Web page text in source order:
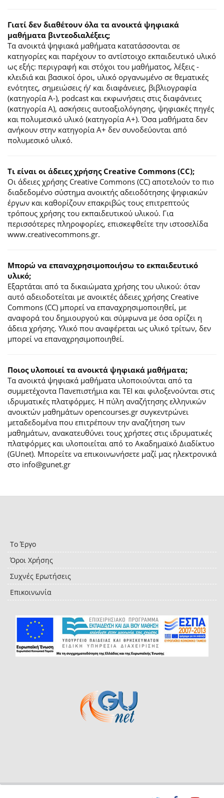
Γιατί δεν διαθέτουν όλα τα ανοικτά ψηφιακά
μαθήματα βιντεοδιαλέξεις;
Τα ανοικτά ψηφιακά μαθήματα κατατάσσονται σε
κατηγορίες και παρέχουν το αντίστοιχο εκπαιδευτικό υλικό
ως εξής: περιγραφή και στόχοι του μαθήματος, λέξεις -
κλειδιά και βασικοί όροι, υλικό οργανωμένο σε θεματικές
ενότητες, σημειώσεις ή/ και διαφάνειες, βιβλιογραφία
(κατηγορία Α-), podcast και εκφωνήσεις στις διαφάνειες
(κατηγορία Α), ασκήσεις αυτοαξιολόγησης, ψηφιακές πηγές
και πολυμεσικό υλικό (κατηγορία Α+). Όσα μαθήματα δεν
ανήκουν στην κατηγορία Α+ δεν συνοδεύονται από
πολυμεσικό υλικό.
Τι είναι οι άδειες χρήσης Creative Commons (CC);
Οι άδειες χρήσης Creative Commons (CC) αποτελούν το πιο
διαδεδομένο σύστημα ανοικτής αδειοδότησης ψηφιακών
έργων και καθορίζουν επακριβώς τους επιτρεπτούς
τρόπους χρήσης του εκπαιδευτικού υλικού. Για
περισσότερες πληροφορίες, επισκεφθείτε την ιστοσελίδα
www.creativecommons.gr.
Mπορώ να επαναχρησιμοποιήσω το εκπαιδευτικό
υλικό;
Εξαρτάται από τα δικαιώματα χρήσης του υλικού: όταν
αυτό αδειοδοτείται με ανοικτές άδειες χρήσης Creative
Commons (CC) μπορεί να επαναχρησιμοποιηθεί, με
αναφορά του δημιουργού και σύμφωνα με όσα ορίζει η
άδεια χρήσης. Υλικό που αναφέρεται ως υλικό τρίτων, δεν
μπορεί να επαναχρησιμοποιηθεί.
Ποιος υλοποιεί τα ανοικτά ψηφιακά μαθήματα;
Τα ανοικτά ψηφιακά μαθήματα υλοποιούνται από τα
συμμετέχοντα Πανεπιστήμια και ΤΕΙ και φιλοξενούνται στις
ιδρυματικές πλατφόρμες. H πύλη αναζήτησης ελληνικών
ανοικτών μαθημάτων opencourses.gr συγκεντρώνει
μεταδεδομένα που επιτρέπουν την αναζήτηση των
μαθημάτων, ανακατευθύνει τους χρήστες στις ιδρυματικές
πλατφόρμες και υλοποιείται από το Ακαδημαϊκό Διαδίκτυο
(GUnet). Μπορείτε να επικοινωνήσετε μαζί μας ηλεκτρονικά
στο info@gunet.gr
Το Έργο
Όροι Χρήσης
Συχνές Ερωτήσεις
Επικοινωνία